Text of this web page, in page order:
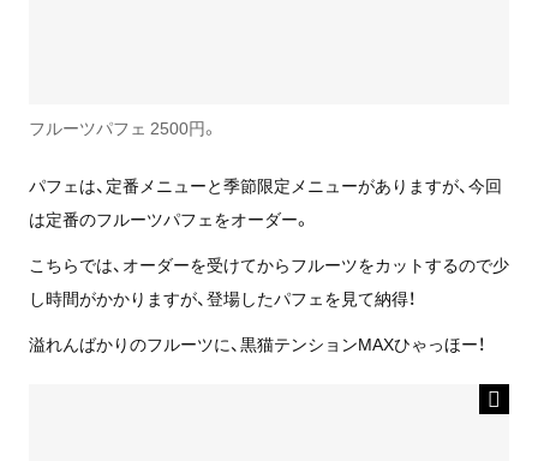
フルーツパフェ 2500円。
パフェは、定番メニューと季節限定メニューがありますが、今回
は定番のフルーツパフェをオーダー。
こちらでは、オーダーを受けてからフルーツをカットするので少
し時間がかかりますが、登場したパフェを見て納得！
溢れんばかりのフルーツに、黒猫テンションMAXひゃっほー！